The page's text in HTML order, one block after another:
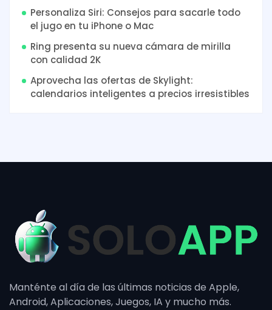
Personaliza Siri: Consejos para sacarle todo
el jugo en tu iPhone o Mac
Ring presenta su nueva cámara de mirilla
con calidad 2K
Aprovecha las ofertas de Skylight:
calendarios inteligentes a precios irresistibles
Manténte al día de las últimas noticias de Apple,
Android, Aplicaciones, Juegos, IA y mucho más.